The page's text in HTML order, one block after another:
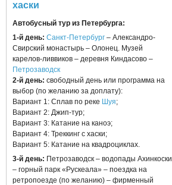
хаски
Автобусный тур из Петербурга:
1-й день: Санкт-Петербург – Александро-
Свирский монастырь – Олонец. Музей
карелов-ливвиков – деревня Киндасово –
Петрозаводск
2-й день: свободный день или программа на
выбор (по желанию за доплату):
Вариант 1: Сплав по реке Шуя;
Вариант 2: Джип-тур;
Вариант 3: Катание на каноэ;
Вариант 4: Треккинг с хаски;
Вариант 5: Катание на квадроциклах.
3-й день: Петрозаводск – водопады Ахинкоски
– горный парк «Рускеала» – поездка на
ретропоезде (по желанию) – фирменный